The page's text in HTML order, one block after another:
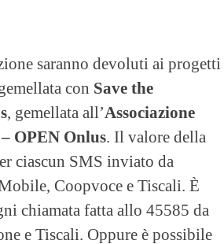
saranno devoluti ai progetti
con Save the
, gemellata all’Associazione
OPEN Onlus. Il valore della
ciascun SMS inviato da
Coopvoce e Tiscali. È
chiamata fatta allo 45585 da
e Tiscali. Oppure è possibile